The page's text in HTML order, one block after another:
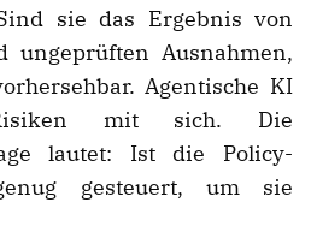
sie das Ergebnis von
ungeprüften Ausnahmen,
Agentische KI
mit sich. Die
lautet: Ist die Policy-
gesteuert, um sie